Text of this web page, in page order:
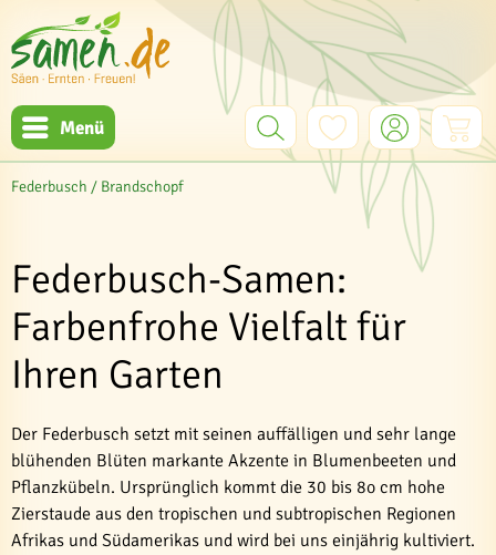
Menü
Federbusch / Brandschopf
Federbusch-Samen:
Farbenfrohe Vielfalt für
Ihren Garten
Der Federbusch setzt mit seinen auffälligen und sehr lange
blühenden Blüten markante Akzente in Blumenbeeten und
Pflanzkübeln. Ursprünglich kommt die 30 bis 8o cm hohe
Zierstaude aus den tropischen und subtropischen Regionen
Afrikas und Südamerikas und wird bei uns einjährig kultiviert.